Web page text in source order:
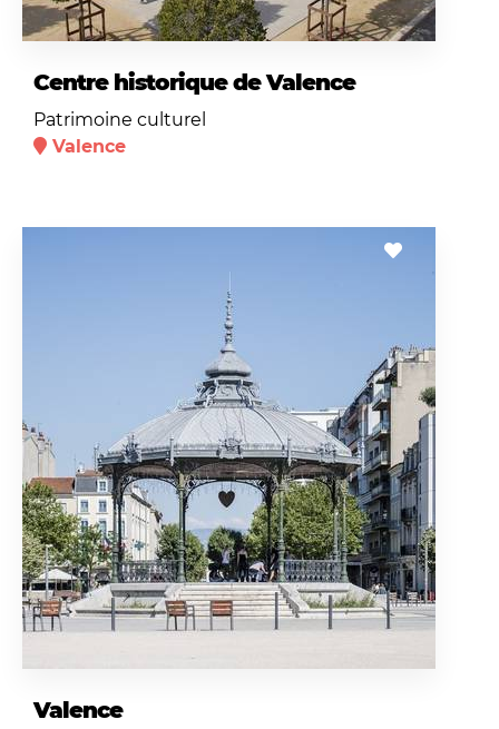
Centre historique de Valence
Patrimoine culturel
Valence
Valence